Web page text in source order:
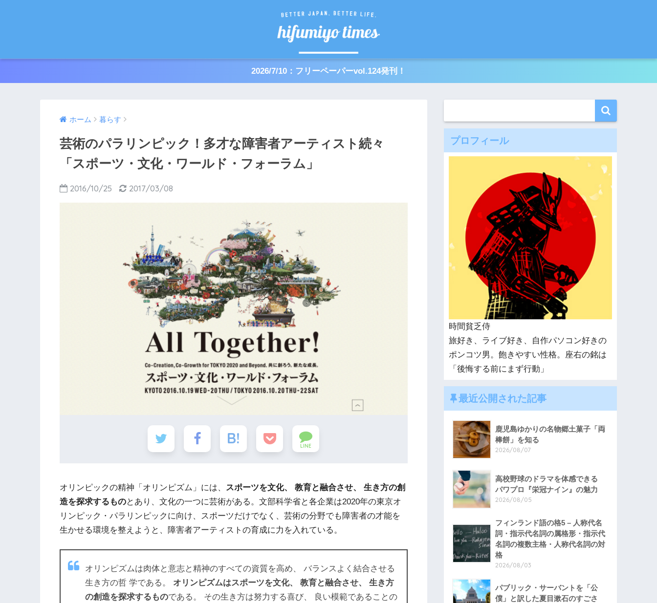
2026/7/10：フリーペーパーvol.124発刊！
ホーム 暮らす
芸術のパラリンピック！多才な障害者アーティスト続々
「スポーツ・文化・ワールド・フォーラム」
2016/10/25 2017/03/08
LINE
オリンピックの精神「オリンピズム」には、
スポーツを文化、 教育と融合させ、 生き方の創
造を探求するものとあり、文化の一つに芸術がある。文部科学省と各企業は2020年の東京オ
リンピック・パラリンピックに向け、スポーツだけでなく、芸術の分野でも障害者の才能を
生かせる環境を整えようと、障害者アーティストの育成に力を入れている。
オリンピズムは肉体と意志と精神のすべての資質を高め、 バランスよく結合させる
生き方の哲 学である。 オリンピズムはスポーツを文化、 教育と融合させ、 生き方
の創造を探求するものである。 その生き方は努力する喜び、 良い模範であることの
プロフィール
時間貧乏侍
旅好き、ライブ好き、自作パソコン好きの
ポンコツ男。飽きやすい性格。座右の銘は
「後悔する前にまず行動」
最近公開された記事
鹿児島ゆかりの名物郷土菓子「両
棒餅」を知る
2026/08/07
高校野球のドラマを体感できる
パワプロ『栄冠ナイン』の魅力
2026/08/05
フィンランド語の格5 – 人称代名
詞・指示代名詞の属格形・指示代
名詞の複数主格・人称代名詞の対
格
2026/08/03
パブリック・サーバントを「公
僕」と訳した夏目漱石のすごさ